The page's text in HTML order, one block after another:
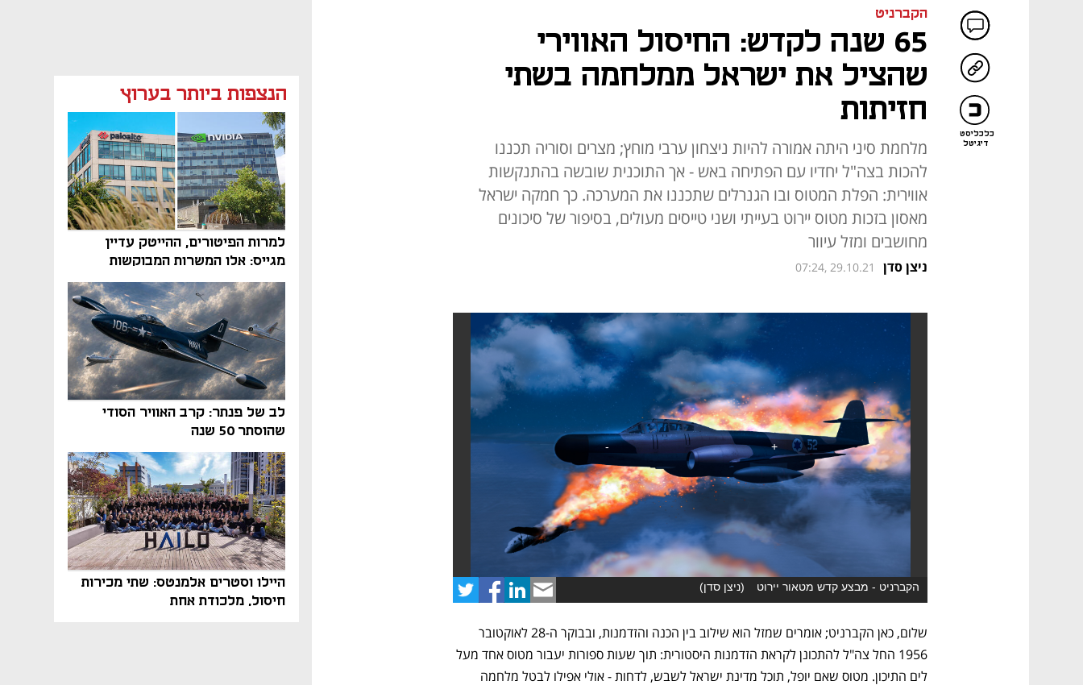
הנצפות ביותר בערוץ
למרות הפיטורים, ההייטק עדיין
מגייס: אלו המשרות המבוקשות
והטיפים שיביאו אתכם לשם
לב של פנתר: קרב האוויר הסודי
שהוסתר 50 שנה
היילו וסטרים אלמנטס: שתי מכירות
חיסול, מלכודת אחת
כלכליסט
דיגיטל
הקברניט
65 שנה לקדש: החיסול האווירי
שהציל את ישראל ממלחמה בשתי
חזיתות
מלחמת סיני היתה אמורה להיות ניצחון ערבי מוחץ; מצרים וסוריה תכננו
להכות בצה"ל יחדיו עם הפתיחה באש - אך התוכנית שובשה בהתנקשות
אווירית: הפלת המטוס ובו הגנרלים שתכננו את המערכה. כך חמקה ישראל
מאסון בזכות מטוס יירוט בעייתי ושני טייסים מעולים, בסיפור של סיכונים
מחושבים ומזל עיוור
ניצן סדן 07:24, 29.10.21
הקברניט - מבצע קדש מטאור יירוט (ניצן סדן)